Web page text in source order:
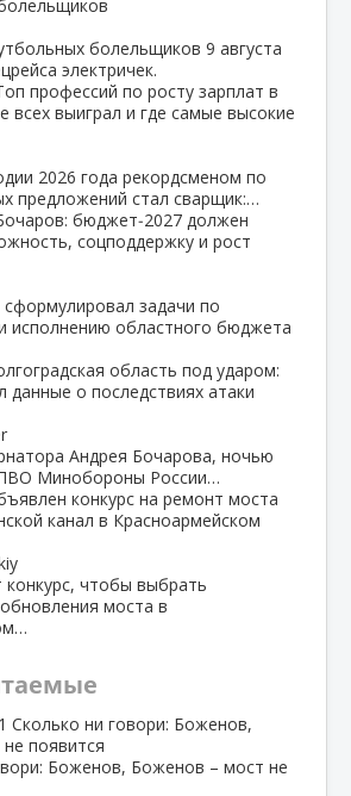
болельщиков 9 августа
электричек.
профессий по росту зарплат в
всех выиграл и где самые высокие
2026 года рекордсменом по
предложений стал сварщик:…
бюджет‑2027 должен
соцподдержку и рост
задачи по
исполнению областного бюджета
область под ударом:
данные о последствиях атаки
Андрея Бочарова, ночью
Минобороны России…
конкурс на ремонт моста
канал в Красноармейском
конкурс, чтобы выбрать
моста в
Сколько ни говори: Боженов,
появится